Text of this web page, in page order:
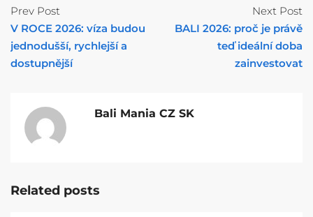
Prev Post
V ROCE 2026: víza budou
jednodušší, rychlejší a
dostupnější
Next Post
BALI 2026: proč je právě
teď ideální doba
zainvestovat
Bali Mania CZ SK
Related posts